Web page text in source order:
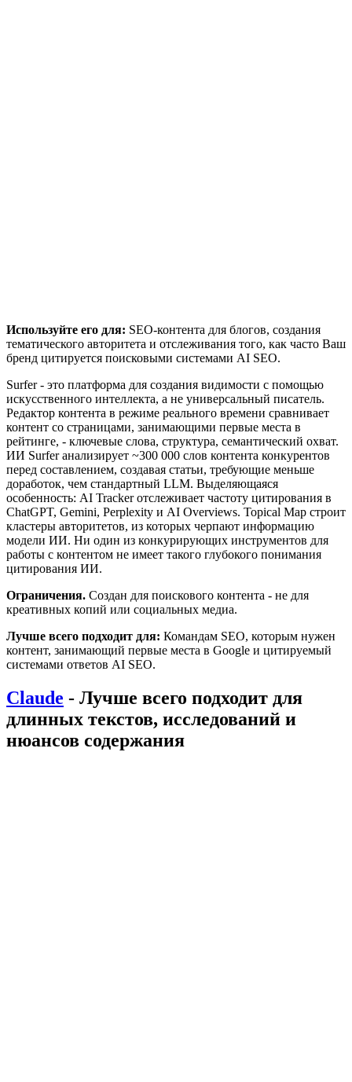
Используйте его для: SEO-контента для блогов, создания
тематического авторитета и отслеживания того, как часто Ваш
бренд цитируется поисковыми системами AI SEO.
Surfer - это платформа для создания видимости с помощью
искусственного интеллекта, а не универсальный писатель.
Редактор контента в режиме реального времени сравнивает
контент со страницами, занимающими первые места в
рейтинге, - ключевые слова, структура, семантический охват.
ИИ Surfer анализирует ~300 000 слов контента конкурентов
перед составлением, создавая статьи, требующие меньше
доработок, чем стандартный LLM. Выделяющаяся
особенность: AI Tracker отслеживает частоту цитирования в
ChatGPT, Gemini, Perplexity и AI Overviews. Topical Map строит
кластеры авторитетов, из которых черпают информацию
модели ИИ. Ни один из конкурирующих инструментов для
работы с контентом не имеет такого глубокого понимания
цитирования ИИ.
Ограничения. Создан для поискового контента - не для
креативных копий или социальных медиа.
Лучше всего подходит для: Командам SEO, которым нужен
контент, занимающий первые места в Google и цитируемый
системами ответов AI SEO.
Claude - Лучше всего подходит для
длинных текстов, исследований и
нюансов содержания